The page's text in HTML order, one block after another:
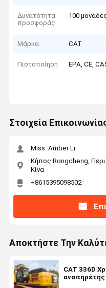
Δυνατότητα
προσφοράς
100
Μάρκα CAT
Πιστοποίηση EPA, CE,
Στοιχεία
Miss. Amber Li
Κήπος Rongcheng,
Κίνα
+8615395098502
Αποκτήστε Την
CAT 336D